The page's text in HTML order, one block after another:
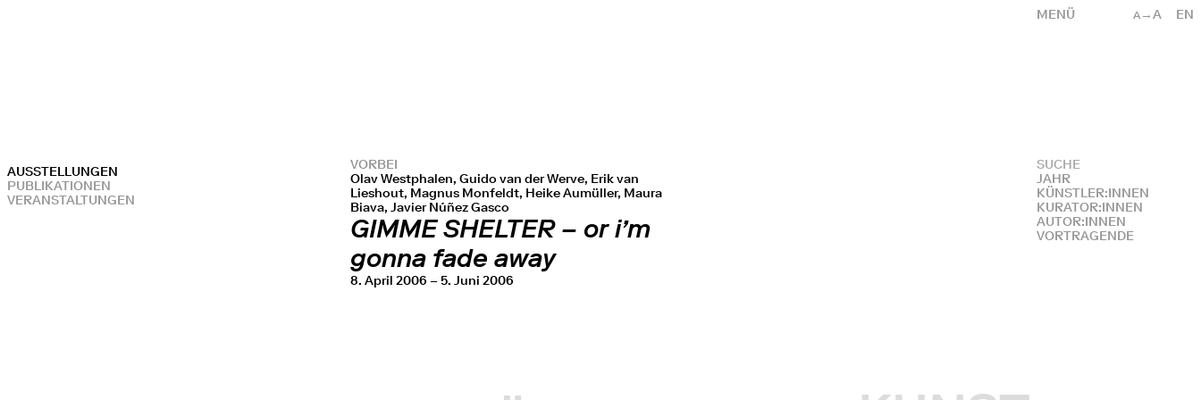
A →A EN
MENÜ
AUSSTELLUNGEN
PUBLIKATIONEN
VERANSTALTUNGEN
JAHR
KÜNSTLER:INNEN
KURATOR:INNEN
AUTOR:INNEN
VORTRAGENDE
VORBEI
Olav Westphalen, Guido van der Werve, Erik van
Lieshout, Magnus Monfeldt, Heike Aumüller, Maura
Biava, Javier Núñez Gasco
GIMME SHELTER – or i’m
gonna fade away
8. April 2006 – 5. Juni 2006